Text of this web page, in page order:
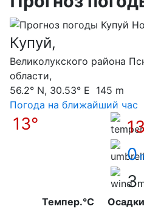
Купуй,
Великолукского района
области,
56.2° N, 30.53° E 145 m
Погода на ближайший час
13°
0
3
Темпер.°C Осадки